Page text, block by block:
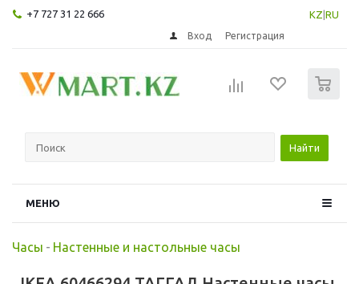
+7 727 31 22 666 KZ RU
Вход Регистрация
Найти
МЕНЮ
Часы - Настенные и настольные часы